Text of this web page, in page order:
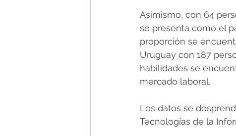
Asimismo, con 64
se presenta como el
proporción se
Uruguay con 187
habilidades se
mercado laboral.
Los datos se
Tecnologías de la